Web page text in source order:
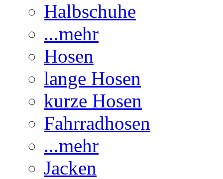
Halbschuhe
...mehr
Hosen
lange Hosen
kurze Hosen
Fahrradhosen
...mehr
Jacken